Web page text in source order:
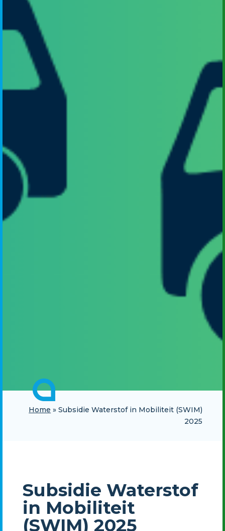
Home »Subsidie Waterstof in Mobiliteit (SWIM)
2025
Subsidie Waterstof
in Mobiliteit
(SWIM) 2025